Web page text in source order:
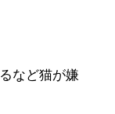
など猫が嫌